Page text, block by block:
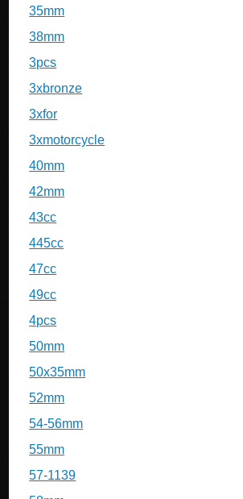
35mm
38mm
3pcs
3xbronze
3xfor
3xmotorcycle
40mm
42mm
43cc
445cc
47cc
49cc
4pcs
50mm
50x35mm
52mm
54-56mm
55mm
57-1139